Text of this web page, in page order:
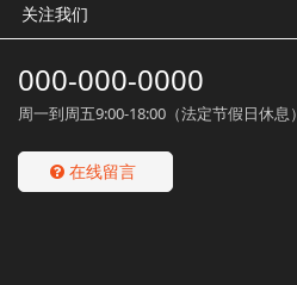
关注我们
000-000-0000
周一到周五9:00-18:00（法定节假日休息）
在线留言